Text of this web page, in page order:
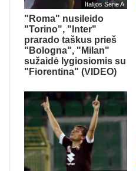
Italijos Serie A
"Roma" nusileido
"Torino", "Inter"
prarado taškus prieš
"Bologna", "Milan"
sužaidė lygiosiomis su
"Fiorentina" (VIDEO)